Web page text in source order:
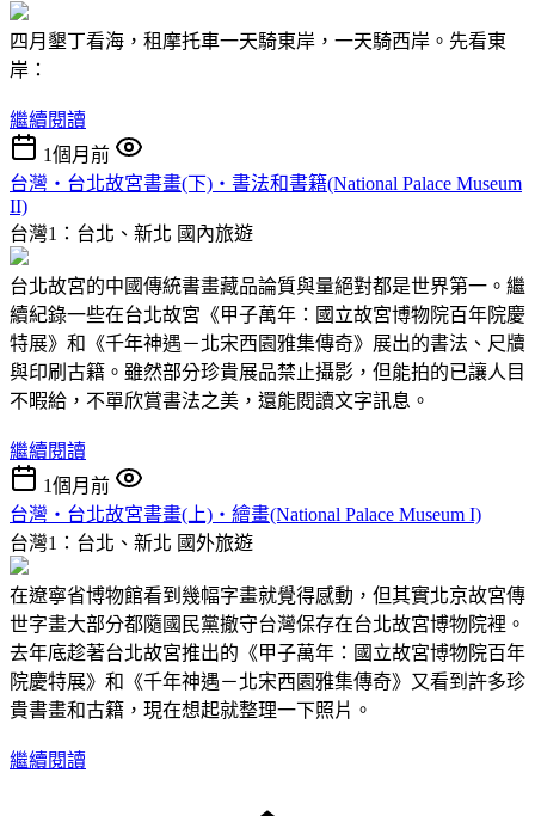
四月墾丁看海，租摩托車一天騎東岸，一天騎西岸。先看東
岸：
繼續閱讀
1個月前
台灣‧台北故宮書畫(下)‧書法和書籍(National Palace Museum
II)
台灣1：台北、新北 國內旅遊
台北故宮的中國傳統書畫藏品論質與量絕對都是世界第一。繼
續紀錄一些在台北故宮《甲子萬年：國立故宮博物院百年院慶
特展》和《千年神遇－北宋西園雅集傳奇》展出的書法、尺牘
與印刷古籍。雖然部分珍貴展品禁止攝影，但能拍的已讓人目
不暇給，不單欣賞書法之美，還能閱讀文字訊息。
繼續閱讀
1個月前
台灣‧台北故宮書畫(上)‧繪畫(National Palace Museum I)
台灣1：台北、新北 國外旅遊
在遼寧省博物館看到幾幅字畫就覺得感動，但其實北京故宮傳
世字畫大部分都隨國民黨撤守台灣保存在台北故宮博物院裡。
去年底趁著台北故宮推出的《甲子萬年：國立故宮博物院百年
院慶特展》和《千年神遇－北宋西園雅集傳奇》又看到許多珍
貴書畫和古籍，現在想起就整理一下照片。
繼續閱讀